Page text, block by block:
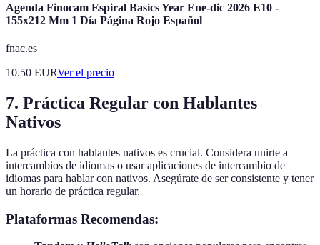
Agenda Finocam Espiral Basics Year Ene-dic 2026 E10 -
155x212 Mm 1 Día Página Rojo Español
fnac.es
10.50 EURVer el precio
7. Práctica Regular con Hablantes
Nativos
La práctica con hablantes nativos es crucial. Considera unirte a
intercambios de idiomas o usar aplicaciones de intercambio de
idiomas para hablar con nativos. Asegúrate de ser consistente y tener
un horario de práctica regular.
Plataformas Recomendas: